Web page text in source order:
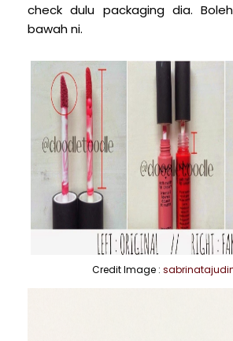
check dulu packaging dia.
bawah ni.
Credit Image :